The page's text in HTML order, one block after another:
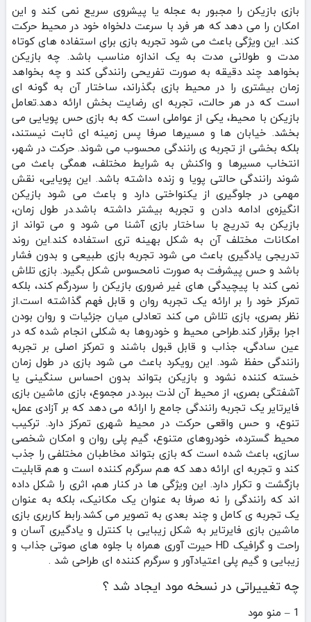
بازی بازیکن را مجبور به عجله یا پیشروی سریع نمی‌ کند و این
امکان را می‌ دهد که هر فرد با سرعت دلخواه خود در محیط حرکت
کند. این ویژگی باعث می‌ شود تجربه‌ بازی برای استفاده‌ های کوتاه‌
مدت و طولانی‌ مدت به یک اندازه مناسب باشد. چه بازیکن
بخواهد چند دقیقه به‌ صورت تفریحی رانندگی کند و چه بخواهد
زمان بیشتری را در محیط بازی بگذراند، ساختار آن به‌ گونه‌ ای
است که در هر حالت، تجربه‌ ای رضایت‌ بخش ارائه دهد.تعامل
بازیکن با محیط، یکی از عواملی است که به بازی حس پویایی می‌
بخشد. خیابان‌ ها و مسیرها صرفا پس‌ زمینه‌ ای ثابت نیستند،
بلکه بخشی از تجربه ی رانندگی محسوب می‌ شوند. حرکت در شهر،
انتخاب مسیرها و واکنش به شرایط مختلف، همگی باعث می‌
شوند رانندگی حالتی پویا و زنده داشته باشد. این پویایی، نقش
مهمی در جلوگیری از یکنواختی دارد و باعث می‌ شود بازیکن
انگیزه‌ی ادامه‌ دادن و تجربه‌ بیشتر داشته باشد.در طول زمان،
بازیکن به‌ تدریج با ساختار بازی آشنا می‌ شود و می‌ تواند از
امکانات مختلف آن به شکل بهینه‌ تری استفاده کند.این روند
تدریجی یادگیری باعث می‌ شود تجربه‌ بازی طبیعی و بدون فشار
باشد و حس پیشرفت به‌ صورت نامحسوس شکل بگیرد. بازی تلاش
نمی‌ کند با پیچیدگی‌ های غیر ضروری بازیکن را سردرگم کند، بلکه
تمرکز خود را بر ارائه‌ یک تجربه‌ روان و قابل‌ فهم گذاشته است.از
نظر بصری، بازی تلاش می‌ کند تعادلی میان جزئیات و روان‌ بودن
اجرا برقرار کند.طراحی محیط و خودروها به شکلی انجام شده که در
عین سادگی، جذاب و قابل‌ قبول باشند و تمرکز اصلی بر تجربه‌
رانندگی حفظ شود. این رویکرد باعث می‌ شود بازی در طول زمان
خسته‌ کننده نشود و بازیکن بتواند بدون احساس سنگینی یا
آشفتگی بصری، از محیط آن لذت ببرد.در مجموع، بازی ماشین بازی
فایرتایر یک تجربه‌ رانندگی جامع را ارائه می‌ دهد که بر آزادی عمل،
تنوع، و حس واقعی حرکت در محیط شهری تمرکز دارد. ترکیب
محیط گسترده، خودروهای متنوع، گیم‌ پلی روان و امکان شخصی‌
سازی، باعث شده است که بازی بتواند مخاطبان مختلفی را جذب
کند و تجربه‌ ای ارائه دهد که هم سرگرم‌ کننده است و هم قابلیت
بازگشت و تکرار دارد. این ویژگی‌ ها در کنار هم، اثری را شکل داده‌
اند که رانندگی را نه صرفا به‌ عنوان یک مکانیک، بلکه به‌ عنوان
یک تجربه‌ ی کامل و چند بعدی به تصویر می‌ کشد.رابط کاربری بازی
‏‏‏‏‏‏‏‏‏‏‏‏‏ماشین بازی ‏‏‏‏‏‏‏فایرتایر به شکل زیبایی با کنترل و یادگیری آسان و
راحت و گرافیک HD حیرت آوری همراه با جلوه های صوتی جذاب و
زیبایی و گیم پلی اعتیادآور و سرگرم کننده ای طراحی شد .
چه تغییراتی در نسخه مود ایجاد شد ؟
1 – منو مود